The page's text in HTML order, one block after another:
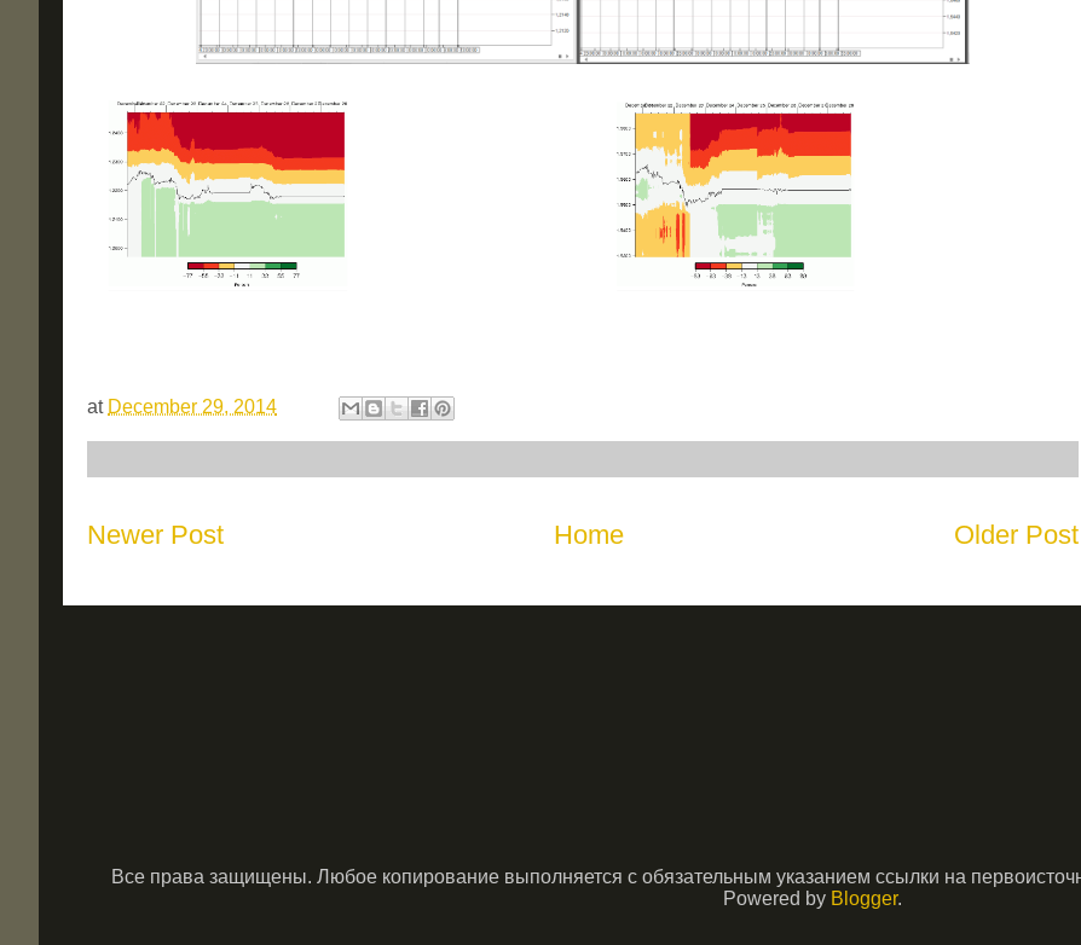
at December 29, 2014
Newer Post Older Post
Home
Все права защищены. Любое копирование выполняется с обязательным указанием ссылки на
Powered by Blogger.